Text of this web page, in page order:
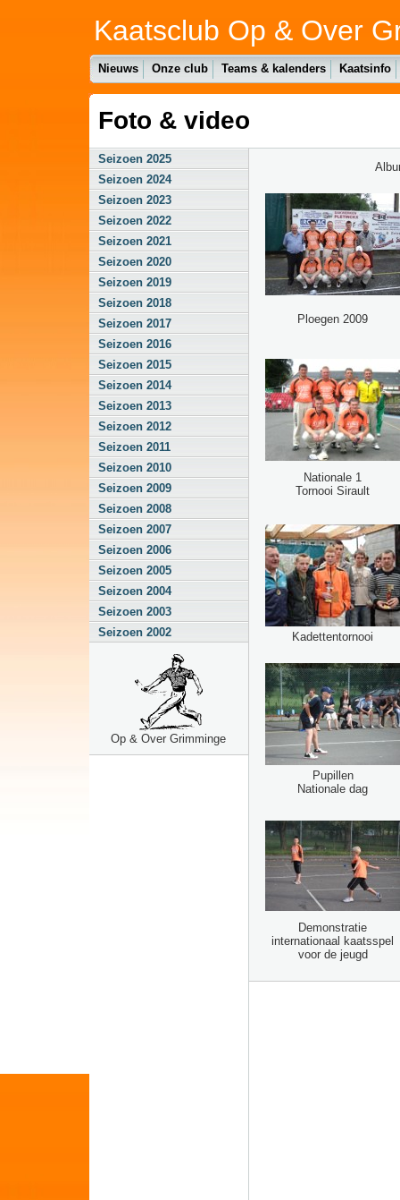
Kaatsclub Op & Over
Nieuws Onze club Teams & kalenders Kaatsinfo
Foto & video
Seizoen 2025
Seizoen 2024
Seizoen 2023
Seizoen 2022
Seizoen 2021
Seizoen 2020
Seizoen 2019
Seizoen 2018
Seizoen 2017
Seizoen 2016
Seizoen 2015
Seizoen 2014
Seizoen 2013
Seizoen 2012
Seizoen 2011
Seizoen 2010
Seizoen 2009
Seizoen 2008
Seizoen 2007
Seizoen 2006
Seizoen 2005
Seizoen 2004
Seizoen 2003
Seizoen 2002
Op & Over Grimminge
Ploegen 2009
Nationale 1
Tornooi Sirault
Kadettentornooi
Pupillen
Nationale dag
Demonstratie
internationaal kaatsspel
voor de jeugd